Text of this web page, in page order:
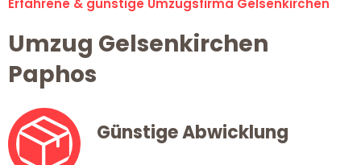
Erfahrene & günstige Umzugsfirma Gelsenkirchen
Umzug Gelsenkirchen
Paphos
Günstige Abwicklung